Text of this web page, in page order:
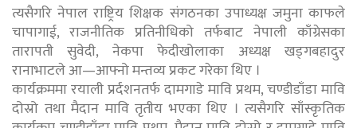
त्यसैगरि नेपाल राष्ट्रिय शिक्षक संगठनका उपाध्यक्ष जमुना काफले
चापागाई, राजनीतिक प्रतिनीधिको तर्फबाट नेपाली काँग्रेसका
तारापती सुवेदी, नेकपा फेदीखोलाका अध्यक्ष खड्गबहादुर
रानाभाटले आ—आफ्नो मन्तव्य प्रकट गरेका थिए ।
कार्यक्रममा रयाली प्रर्दशनतर्फ दामगाडे मावि प्रथम, चण्डीडाँडा मावि
दोस्रो तथा मैदान मावि तृतीय भएका थिए । त्यसैगरि साँस्कृतिक